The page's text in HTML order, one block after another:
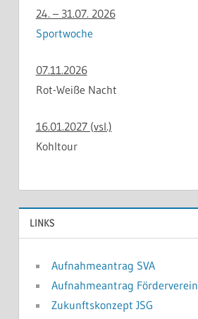
24. – 31.07. 2026
Sportwoche
07.11.2026
Rot-Weiße Nacht
16.01.2027 (vsl.)
Kohltour
LINKS
Aufnahmeantrag SVA
Aufnahmeantrag Förderverein
Zukunftskonzept JSG